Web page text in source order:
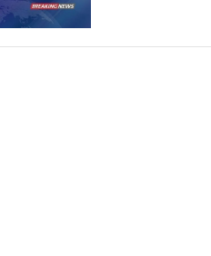
설'의 재현에
확인됐다. 나